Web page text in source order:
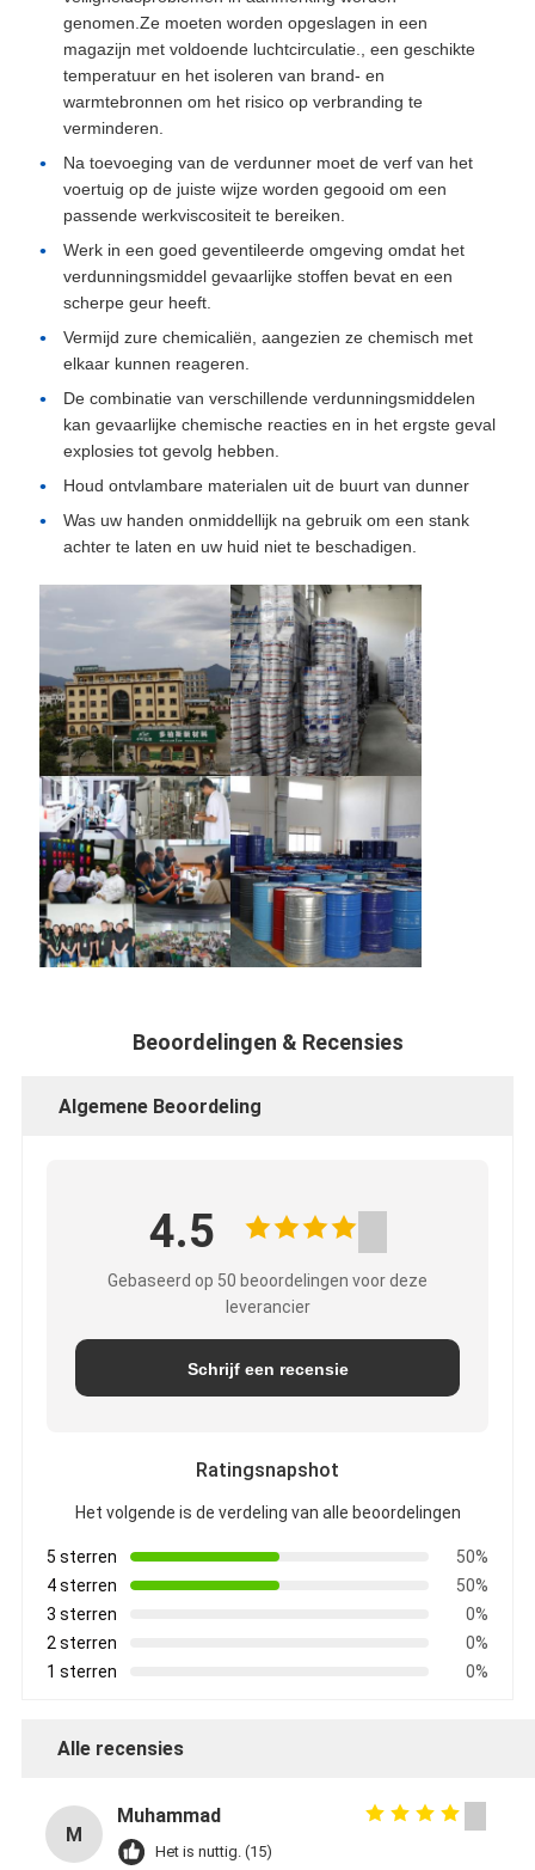
genomen.Ze moeten worden opgeslagen in een
magazijn met voldoende luchtcirculatie., een geschikte
temperatuur en het isoleren van brand- en
warmtebronnen om het risico op verbranding te
verminderen.
Na toevoeging van de verdunner moet de verf van het
voertuig op de juiste wijze worden gegooid om een
passende werkviscositeit te bereiken.
Werk in een goed geventileerde omgeving omdat het
verdunningsmiddel gevaarlijke stoffen bevat en een
scherpe geur heeft.
Vermijd zure chemicaliën, aangezien ze chemisch met
elkaar kunnen reageren.
De combinatie van verschillende verdunningsmiddelen
kan gevaarlijke chemische reacties en in het ergste geval
explosies tot gevolg hebben.
Houd ontvlambare materialen uit de buurt van dunner
Was uw handen onmiddellijk na gebruik om een stank
achter te laten en uw huid niet te beschadigen.
Beoordelingen & Recensies
Algemene Beoordeling
4.5
Gebaseerd op 50 beoordelingen voor deze
leverancier
Schrijf een recensie
Ratingsnapshot
Het volgende is de verdeling van alle beoordelingen
5 sterren
50%
4 sterren
50%
3 sterren
0%
2 sterren
0%
1 sterren
0%
Alle recensies
M
Muhammad
Het is nuttig. (15)